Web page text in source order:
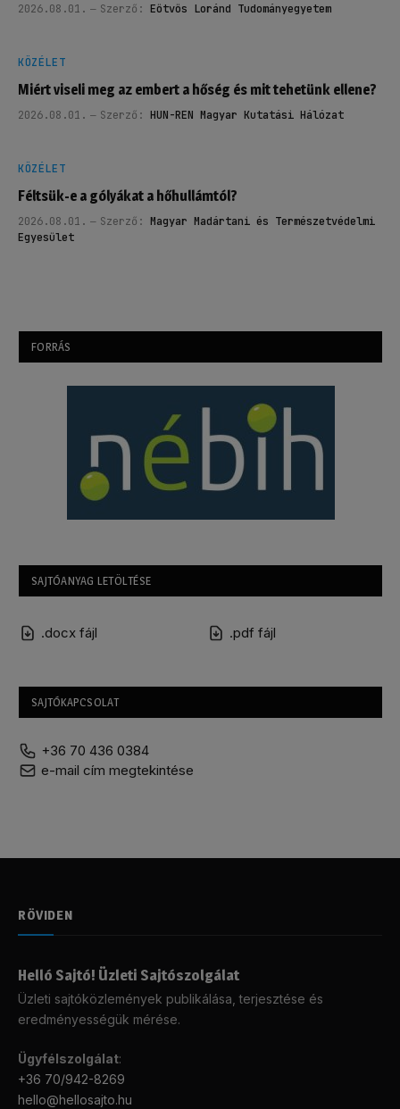
2026.08.01. Szerző: Eötvös Loránd Tudományegyetem
KÖZÉLET
Miért viseli meg az embert a hőség és mit tehetünk ellene?
2026.08.01. Szerző: HUN-REN Magyar Kutatási Hálózat
KÖZÉLET
Féltsük-e a gólyákat a hőhullámtól?
2026.08.01. Szerző: Magyar Madártani és Természetvédelmi
Egyesület
FORRÁS
SAJTÓANYAG LETÖLTÉSE
.docx fájl .pdf fájl
SAJTÓKAPCSOLAT
+36 70 436 0384
e-mail cím megtekintése
RÖVIDEN
Helló Sajtó! Üzleti Sajtószolgálat
Üzleti sajtóközlemények publikálása, terjesztése és
eredményességük mérése.
Ügyfélszolgálat:
+36 70/942-8269
hello@hellosajto.hu